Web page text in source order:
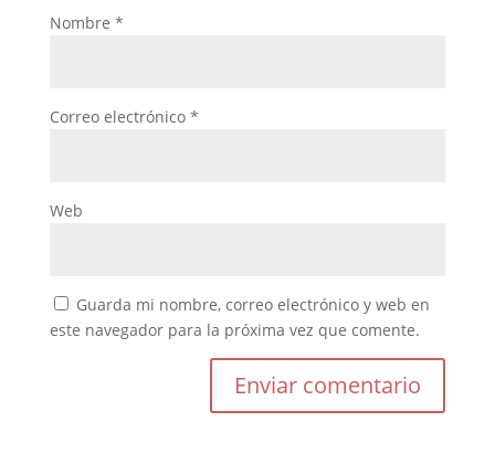
Nombre *
Correo electrónico *
Web
Guarda mi nombre, correo electrónico y web en
este navegador para la próxima vez que comente.